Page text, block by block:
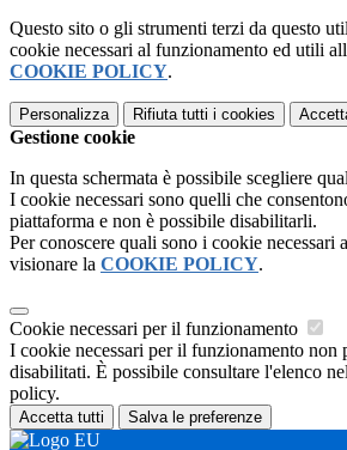
Questo sito o gli strumenti terzi da questo
cookie necessari al funzionamento ed utili
COOKIE POLICY.
Personalizza Rifiuta tutti i cookies
Gestione cookie
In questa schermata è possibile scegliere
I cookie necessari sono quelli che
piattaforma e non è possibile disabilitarli.
Per conoscere quali sono i cookie necessari
visionare la COOKIE POLICY.
Cookie necessari per il funzionamento
I cookie necessari per il funzionamento non
disabilitati. È possibile consultare l'elenco
policy.
Accetta tutti Salva le preferenze